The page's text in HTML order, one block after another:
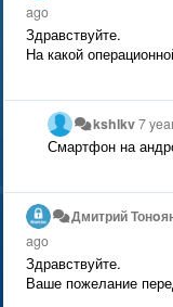
ago
Здравствуйте.
На какой
kshlkv7
Смартфон на
Дмитрий
ago
Здравствуйте.
Ваше пожелание